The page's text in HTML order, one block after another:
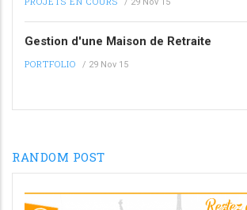
Gestion d'une Maison de Retraite
PORTFOLIO / 29 Nov 15
RANDOM POST